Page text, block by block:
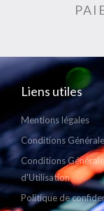
Liens utiles
Mentions légales
Conditions
Conditions
d'Utilisation
Politique de